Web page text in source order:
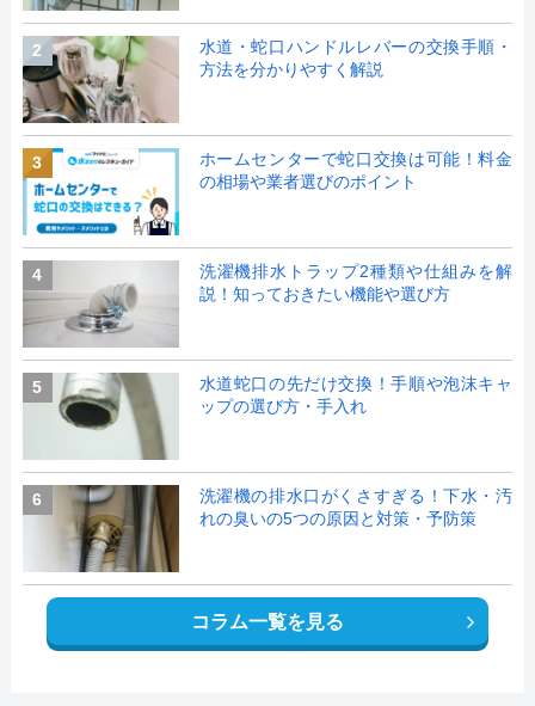
2
水道・蛇口ハンドルレバーの交換手順・
方法を分かりやすく解説
3
ホームセンターで蛇口交換は可能！料金
の相場や業者選びのポイント
4
洗濯機排水トラップ2種類や仕組みを解
説！知っておきたい機能や選び方
5
水道蛇口の先だけ交換！手順や泡沫キャ
ップの選び方・手入れ
6
洗濯機の排水口がくさすぎる！下水・汚
れの臭いの5つの原因と対策・予防策
コラム一覧を見る